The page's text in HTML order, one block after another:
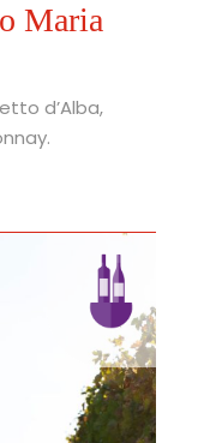
Maria
d’Alba,